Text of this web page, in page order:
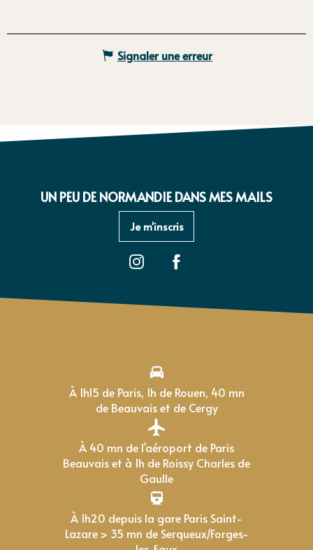
Signaler une erreur
UN PEU DE NORMANDIE DANS MES MAILS
Je m'inscris
À 1h15 de Paris, 1h de Rouen, 40 mn
de Beauvais et de Cergy
À 40 mn de l'aéroport de Paris
Beauvais et à 1h de Roissy Charles de
Gaulle
À 1h20 depuis la gare Paris Saint-
Lazare > 35 mn de Serqueux/Forges-